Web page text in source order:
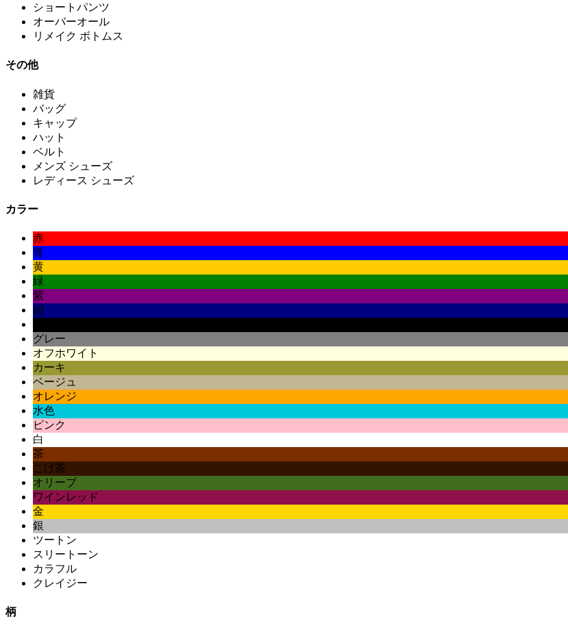
ショートパンツ
オーバーオール
リメイク ボトムス
その他
雑貨
バッグ
キャップ
ハット
ベルト
メンズ シューズ
レディース シューズ
カラー
赤
青
黄
緑
紫
紺
グレー
オフホワイト
カーキ
ベージュ
オレンジ
水色
ピンク
白
茶
こげ茶
オリーブ
ワインレッド
金
銀
ツートン
スリートーン
カラフル
クレイジー
柄